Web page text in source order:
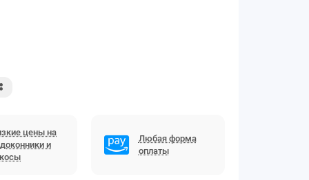
цены на
и
Любая форма
оплаты